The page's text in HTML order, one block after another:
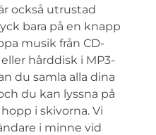
också utrustad
bara på en knapp
musik från CD-
hårddisk i MP3-
du samla alla dina
du kan lyssna på
i skivorna. Vi
i minne vid